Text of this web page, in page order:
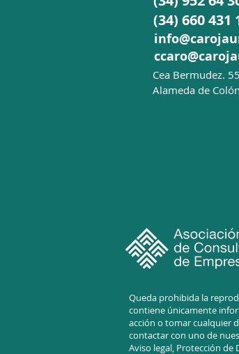
(34) 660 431
Cea Bermudez.
Alameda de
Queda prohibida la
contiene únicamente
acción o tomar cualquier
contactar con uno de
Aviso legal, Protección de